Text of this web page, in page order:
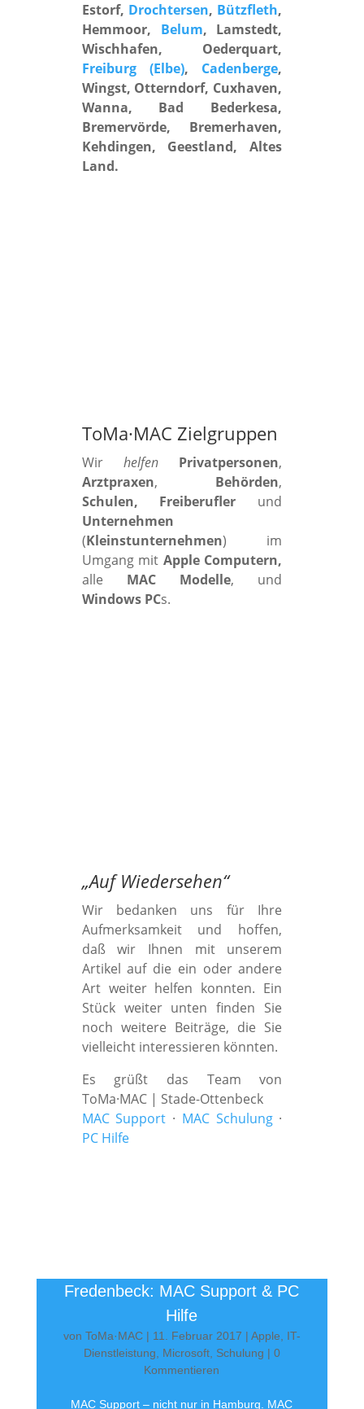
Estorf, Drochtersen, Bützfleth,
Hemmoor, Belum, Lamstedt,
Wischhafen, Oederquart,
Freiburg (Elbe), Cadenberge,
Wingst, Otterndorf, Cuxhaven,
Wanna, Bad Bederkesa,
Bremervörde, Bremerhaven,
Kehdingen, Geestland, Altes
Land.
ToMa·MAC Zielgruppen
Wir helfen Privatpersonen,
Arztpraxen, Behörden,
Schulen, Freiberufler und
Unternehmen
(Kleinstunternehmen) im
Umgang mit Apple Computern,
alle MAC Modelle, und
Windows PCs.
„Auf Wiedersehen“
Wir bedanken uns für Ihre
Aufmerksamkeit und hoffen,
daß wir Ihnen mit unserem
Artikel auf die ein oder andere
Art weiter helfen konnten. Ein
Stück weiter unten finden Sie
noch weitere Beiträge, die Sie
vielleicht interessieren könnten.
Es grüßt das Team von
ToMa·MAC | Stade-Ottenbeck
MAC Support · MAC Schulung·
PC Hilfe
Fredenbeck: MAC Support & PC
Hilfe
von ToMa·MAC| 11. Februar 2017 | Apple
IT-
Dienstleistung
Microsoft, Schulung | 0
Kommentieren
MAC Support – nicht nur in Hamburg. MAC